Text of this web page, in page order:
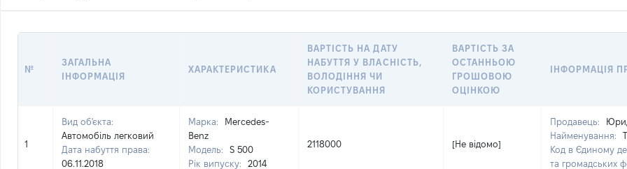
№
ЗАГАЛЬНА
ІНФОРМАЦІЯ
ХАРАКТЕРИСТИКА
ВАРТІСТЬ НА ДАТУ
НАБУТТЯ У ВЛАСНІСТЬ,
ВОЛОДІННЯ ЧИ
КОРИСТУВАННЯ
ВАРТІСТЬ ЗА
ОСТАННЬОЮ
ГРОШОВОЮ
ОЦІНКОЮ
ІНФОРМАЦІЯ
1
Вид об'єкта:
Автомобіль легковий
Дата набуття права:
06.11.2018
Марка:
Mercedes-
Benz
Модель:
S 500
Рік випуску:
2014
2118000 [Не відомо]
Продавець:
Найменування:
Код в Єдиному
та громадських